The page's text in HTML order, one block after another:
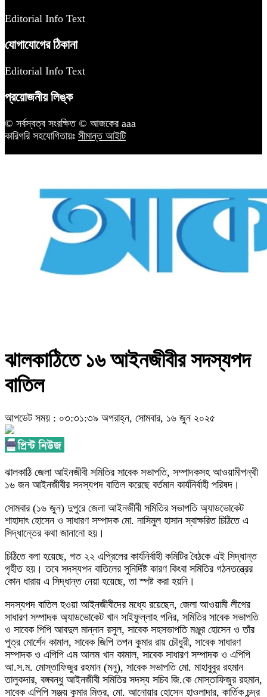
Editorial Info Text
যোগাযোগের ঠিকানা
Editorial Info Text
প্রয়োজনীয় লিঙ্ক
© সর্বস্বত্ব সংরক্ষিত © আজকের aaa
কারিগরি সহযোগিতায়ঃ সীমান্ত আইটি
ঝালকাঠিতে ১৬ আইনজীবীর সদস্যপদ
বাতিল
আপডেট সময় : ০৩:৩১:৩৯ অপরাহ্ন, সোমবার, ১৬ জুন ২০২৫
ঝালকাঠি জেলা আইনজীবী সমিতির সাবেক সভাপতি, সম্পাদকসহ আওয়ামীপন্থী
১৬ জন আইনজীবীর সদস্যপদ বাতিল করেছে বর্তমান কার্যনির্বাহী পরিষদ।
সোমবার (১৬ জুন) দুপুরে জেলা আইনজীবী সমিতির সভাপতি অ্যাডভোকেট
শাহাদাৎ হোসেন ও সাধারণ সম্পাদক মো. নাসিমুল হাসান স্বাক্ষরিত চিঠিতে এ
সিদ্ধান্তের কথা জানানো হয়।
চিঠিতে বলা হয়েছে, গত ২২ এপ্রিলের কার্যনির্বাহী কমিটির বৈঠকে এই সিদ্ধান্ত
গৃহীত হয়। তবে সদস্যপদ বাতিলের সুনির্দিষ্ট কারণ কিংবা সমিতির গঠনতন্ত্রের
কোন ধারায় এ সিদ্ধান্ত নেয়া হয়েছে, তা স্পষ্ট করা হয়নি।
সদস্যপদ বাতিল হওয়া আইনজীবীদের মধ্যে রয়েছেন, জেলা আওয়ামী লীগের
সাধারণ সম্পাদক অ্যাডভোকেট খান সাইফুল্লাহ পনির, সমিতির সাবেক সভাপতি
ও সাবেক পিপি আবদুল মান্নান রসুল, সাবেক সহসভাপতি মঞ্জুর হোসেন ও তাঁর
পুত্র মোর্শেদ কামাল, সাবেক জিপি তপন কুমার রায় চৌধুরী, সাবেক সাধারণ
সম্পাদক ও এপিপি এম আলম খান কামাল, সাবেক সাধারণ সম্পাদক ও এপিপি
আ.স.ম. মোস্তাফিজুর রহমান (মনু), সাবেক সভাপতি মো. মাহাবুবুর রহমান
তালুকদার, বঙ্গবন্ধু আইনজীবী সমিতির সদস্য সচিব জি.কে মোস্তাফিজুর রহমান,
সাবেক এপিপি সঞ্জয় কুমার মিত্র, মো. আনোয়ার হোসেন হাওলাদার, কার্তিক চন্দ্র